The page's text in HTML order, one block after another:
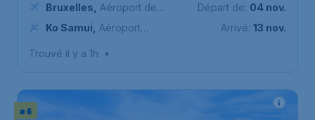
Bruxelles
Aéroport de
Bruxelles-National
Ko Samui
Aéroport
Départ de: 04 nov.
Arrivé: 13 nov.
Trouvé il y a 1h •
# 6